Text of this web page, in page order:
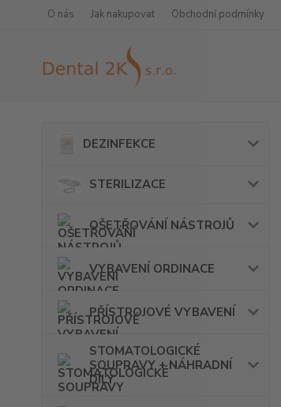
O nás Jak nakupovat Obchodní podmínky
DEZINFEKCE
STERILIZACE
OŠETŘOVÁNÍ NÁSTROJŮ
VYBAVENÍ ORDINACE
PŘÍSTROJOVÉ VYBAVENÍ
STOMATOLOGICKÉ
SOUPRAVY + NÁHRADNÍ
DÍLY